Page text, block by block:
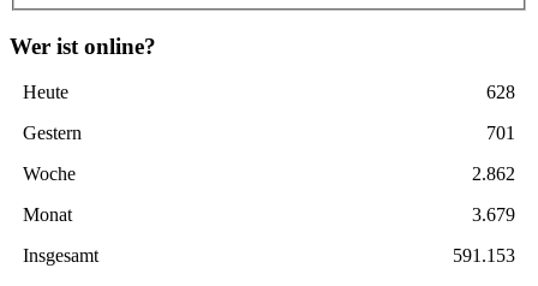
Wer ist online?
Heute
628
Gestern
701
Woche
2.862
Monat
3.679
Insgesamt
591.153